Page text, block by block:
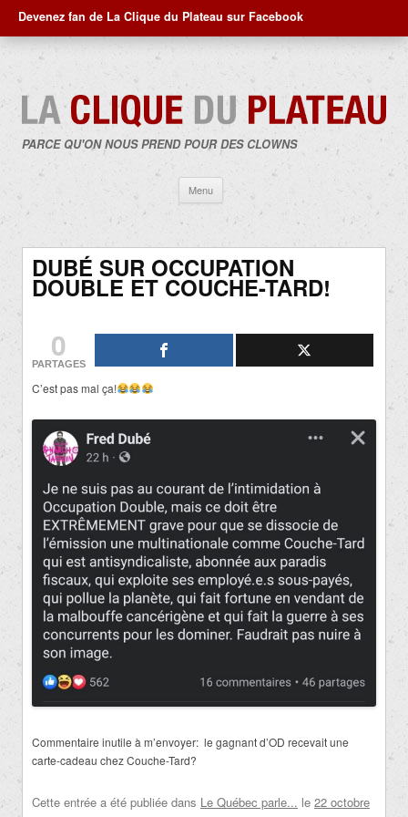
Devenez fan de La Clique du Plateau sur Facebook
PARCE QU'ON NOUS PREND POUR DES CLOWNS
Menu
contenu
DUBÉ SUR OCCUPATION
DOUBLE ET COUCHE-TARD!
0
PARTAGES
C’est pas mal ça!
Commentaire inutile à m’envoyer: le gagnant d’OD recevait une
carte-cadeau chez Couche-Tard?
Cette entrée a été publiée dans Le Québec parle... le 22 octobre